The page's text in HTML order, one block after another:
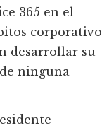
365 en el
corporativo
desarrollar su
ninguna